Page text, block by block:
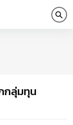
กลุ่มทุน